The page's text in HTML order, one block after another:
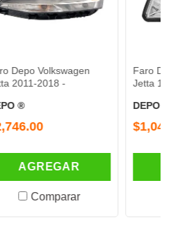
-
Faro Depo
Jetta 1999-2007 -
$1,040.00